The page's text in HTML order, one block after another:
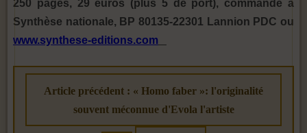
250 pages, 29 euros (plus 5 de port), commande à
Synthèse nationale, BP 80135-22301 Lannion PDC ou
www.synthese-editions.com
Article précédent : « Homo faber »: l'originalité
souvent méconnue d'Evola l'artiste